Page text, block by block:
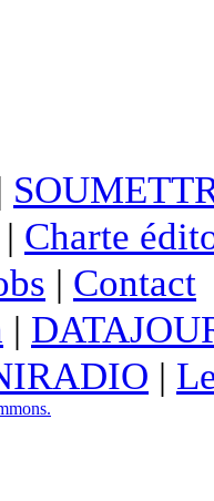
| Charte
| Contact
|
|